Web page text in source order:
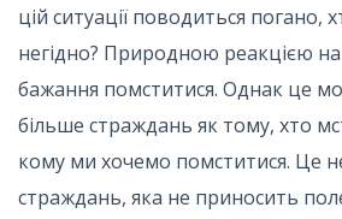
цій ситуації поводиться погано,
негідно? Природною реакцією
бажання помститися. Однак це
більше страждань як тому, хто
кому ми хочемо помститися. Це
страждань, яка не приносить